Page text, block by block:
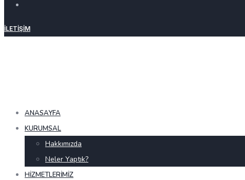
İLETIŞIM
ANASAYFA
KURUMSAL
Hakkımızda
Neler Yaptık?
HIZMETLERIMIZ